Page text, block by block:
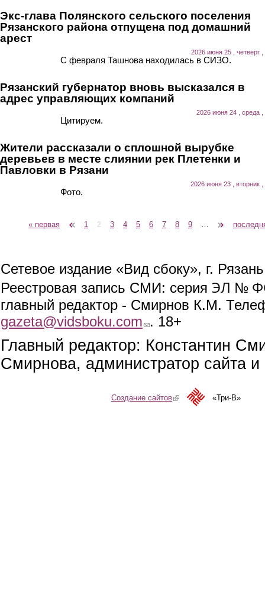
Экс-глава Полянского сельского поселения
Рязанского района отпущена под домашний
арест
2026 июня 25 , четверг ,
С февраля Ташнова находилась в СИЗО.
Рязанский губернатор вновь высказался в
адрес управляющих компаний
2026 июня 24 , среда ,
Цитируем.
Жители рассказали о сплошной вырубке
деревьев в месте слиянии рек Плетенки и
Павловки в Рязани
2026 июня 23 , вторник ,
Фото.
Страницы
« первая 1 2 3 4 5 6 7 8 9
Сетевое издание «Вид сбоку», г.
Реестровая запись СМИ: серия ЭЛ №
главный редактор - Смирнов К.М.
gazeta@vidsboku.com (link sends e-mail)
. 18+
Главный редактор: Константин
Смирнова, администратор сайта
Создание сайтов(link is external)«Три-В»